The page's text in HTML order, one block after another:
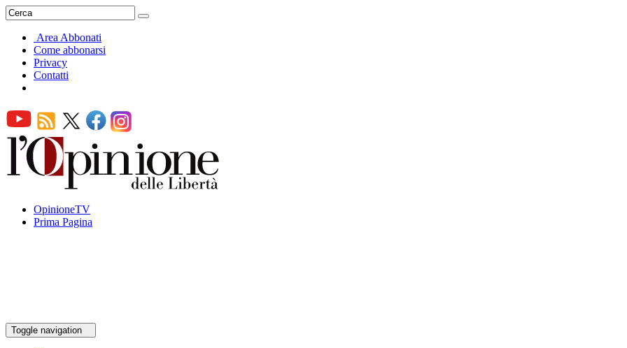
Area Abbonati
Come abbonarsi
Privacy
Contatti
OpinioneTV
Prima Pagina
Toggle navigation